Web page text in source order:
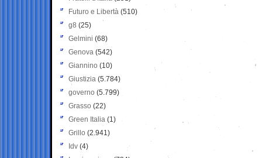
Futuro e Libertà (510)
g8 (25)
Gelmini (68)
Genova (542)
Giannino (10)
Giustizia (5.784)
governo (5.799)
Grasso (22)
Green Italia (1)
Grillo (2.941)
Idv (4)